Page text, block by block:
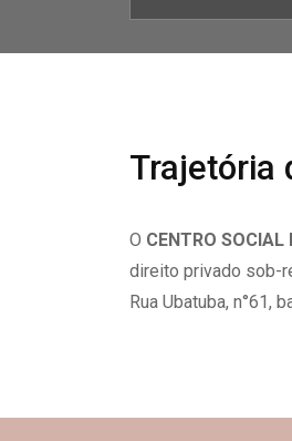
Trajetória
O CENTRO SOCIAL
direito privado sob-
Rua Ubatuba, n°61,